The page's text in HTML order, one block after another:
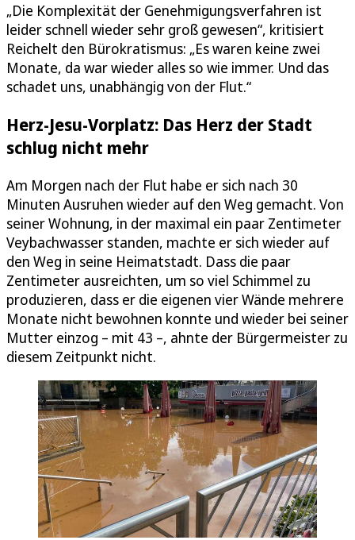
„Die Komplexität der Genehmigungsverfahren ist
leider schnell wieder sehr groß gewesen“, kritisiert
Reichelt den Bürokratismus: „Es waren keine zwei
Monate, da war wieder alles so wie immer. Und das
schadet uns, unabhängig von der Flut.“
Herz-Jesu-Vorplatz: Das Herz der Stadt
schlug nicht mehr
Am Morgen nach der Flut habe er sich nach 30
Minuten Ausruhen wieder auf den Weg gemacht. Von
seiner Wohnung, in der maximal ein paar Zentimeter
Veybachwasser standen, machte er sich wieder auf
den Weg in seine Heimatstadt. Dass die paar
Zentimeter ausreichten, um so viel Schimmel zu
produzieren, dass er die eigenen vier Wände mehrere
Monate nicht bewohnen konnte und wieder bei seiner
Mutter einzog – mit 43 –, ahnte der Bürgermeister zu
diesem Zeitpunkt nicht.